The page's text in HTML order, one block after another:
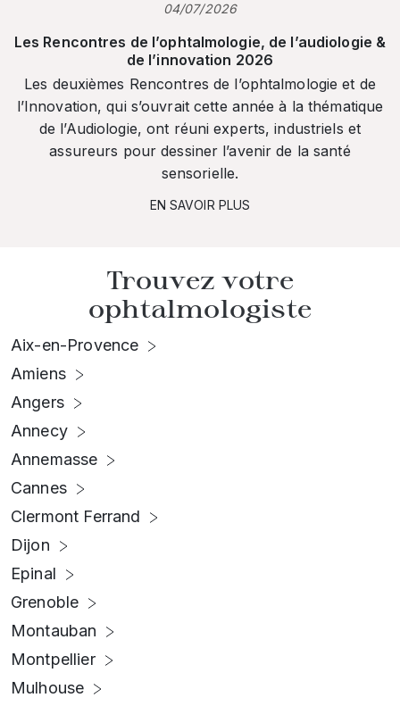
04/07/2026
Les Rencontres de l’ophtalmologie, de l’audiologie &
de l’innovation 2026
Les deuxièmes Rencontres de l’ophtalmologie et de
l’Innovation, qui s’ouvrait cette année à la thématique
de l’Audiologie, ont réuni experts, industriels et
assureurs pour dessiner l’avenir de la santé
sensorielle.
EN SAVOIR PLUS
Trouvez votre
ophtalmologiste
Aix-en-Provence
Amiens
Angers
Annecy
Annemasse
Cannes
Clermont Ferrand
Dijon
Epinal
Grenoble
Montauban
Montpellier
Mulhouse